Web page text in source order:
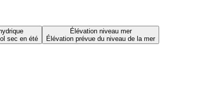
sec en été
Élévation niveau mer
Élévation prévue du niveau de la mer